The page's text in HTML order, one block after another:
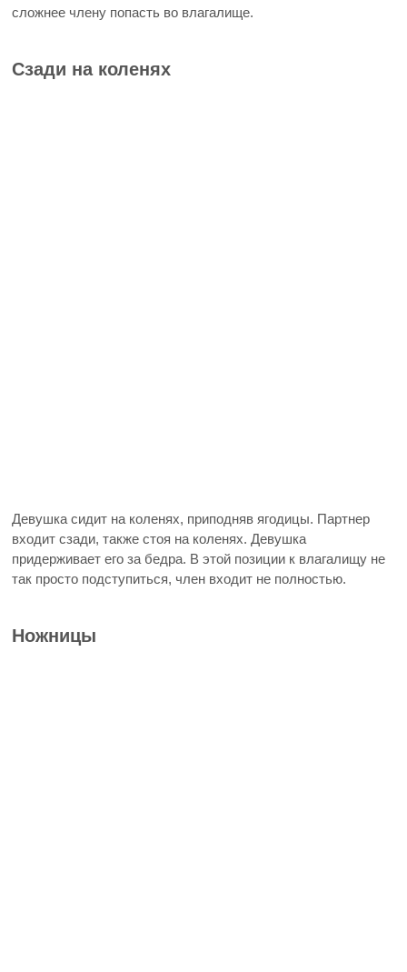
сложнее члену попасть во влагалище.
Сзади на коленях
Девушка сидит на коленях, приподняв ягодицы. Партнер
входит сзади, также стоя на коленях. Девушка
придерживает его за бедра. В этой позиции к влагалищу не
так просто подступиться, член входит не полностью.
Ножницы